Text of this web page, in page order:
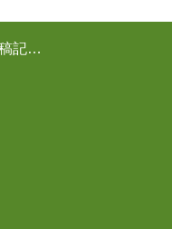
外部メディア 寄稿記事まとめ